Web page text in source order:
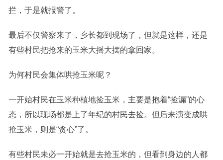
拦，于是就报警了。
最后不仅警察来了，乡长都到现场了，但就是这样，还是
有些村民把抢来的玉米大摇大摆的拿回家。
为何村民会集体哄抢玉米呢？
一开始村民在玉米种植地捡玉米，主要是抱着“捡漏”的心
态，所以现场都是上了年纪的村民去捡。但后来演变成哄
抢玉米，则是“贪心”了。
有些村民未必一开始就是去抢玉米的，但看到身边的人都